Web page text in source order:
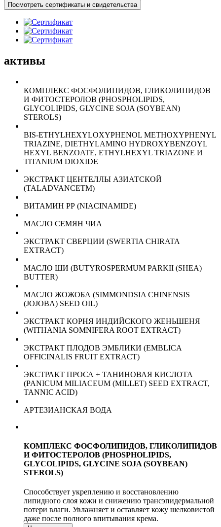
Посмотреть сертификаты и свидетельства
активы
КОМПЛЕКС ФОСФОЛИПИДОВ, ГЛИКОЛИПИДОВ
И ФИТОСТЕРОЛОВ (PHOSPHOLIPIDS,
GLYCOLIPIDS, GLYCINE SOJA (SOYBEAN)
STEROLS)
BIS-ETHYLHEXYLOXYPHENOL METHOXYPHENYL
TRIAZINE, DIETHYLAMINO HYDROXYBENZOYL
HEXYL BENZOATE, ETHYLHEXYL TRIAZONE И
TITANIUM DIOXIDE
ЭКСТРАКТ ЦЕНТЕЛЛЫ АЗИАТСКОЙ
(TALADVANCETM)
ВИТАМИН РР (NIACINAMIDE)
МАСЛО СЕМЯН ЧИА
ЭКСТРАКТ СВЕРЦИИ (SWERTIA CHIRATA
EXTRACT)
МАСЛО ШИ (BUTYROSPERMUM PARKII (SHEA)
BUTTER)
МАСЛО ЖОЖОБА (SIMMONDSIA CHINENSIS
(JOJOBA) SEED OIL)
ЭКСТРАКТ КОРНЯ ИНДИЙСКОГО ЖЕНЬШЕНЯ
(WITHANIA SOMNIFERA ROOT EXTRACT)
ЭКСТРАКТ ПЛОДОВ ЭМБЛИКИ (EMBLICA
OFFICINALIS FRUIT EXTRACT)
ЭКСТРАКТ ПРОСА + ТАНИНОВАЯ КИСЛОТА
(PANICUM MILIACEUM (MILLET) SEED EXTRACT,
TANNIC ACID)
АРТЕЗИАНСКАЯ ВОДА
КОМПЛЕКС ФОСФОЛИПИДОВ, ГЛИКОЛИПИДОВ
И ФИТОСТЕРОЛОВ (PHOSPHOLIPIDS,
GLYCOLIPIDS, GLYCINE SOJA (SOYBEAN)
STEROLS)
Способствует укреплению и восстановлению
липидного слоя кожи и снижению трансэпидермальной
потери влаги. Увлажняет и оставляет кожу шелковистой
даже после полного впитывания крема.